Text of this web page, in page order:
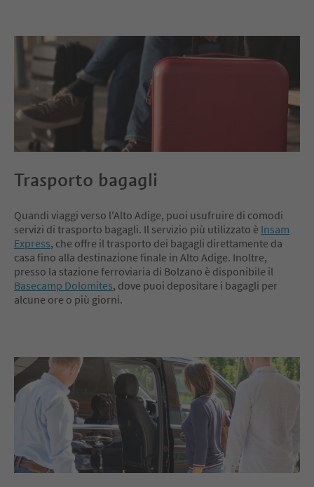
Trasporto bagagli
Quandi viaggi verso l'Alto Adige, puoi usufruire di comodi
servizi di trasporto bagagli. Il servizio più utilizzato è Insam
Express, che offre il trasporto dei bagagli direttamente da
casa fino alla destinazione finale in Alto Adige. Inoltre,
presso la stazione ferroviaria di Bolzano è disponibile il
Basecamp Dolomites, dove puoi depositare i bagagli per
alcune ore o più giorni.